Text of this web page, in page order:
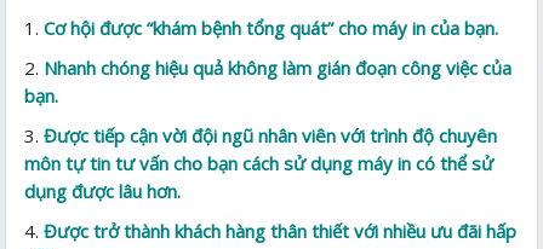
Cơ hội được “khám bệnh tổng quát” cho máy in của bạn.
Nhanh chóng hiệu quả không làm gián đoạn công việc của
bạn.
Được tiếp cận vời đội ngũ nhân viên với trình độ chuyên
môn tự tin tư vấn cho bạn cách sử dụng máy in có thể sử
dụng được lâu hơn.
Được trở thành khách hàng thân thiết với nhiều ưu đãi hấp